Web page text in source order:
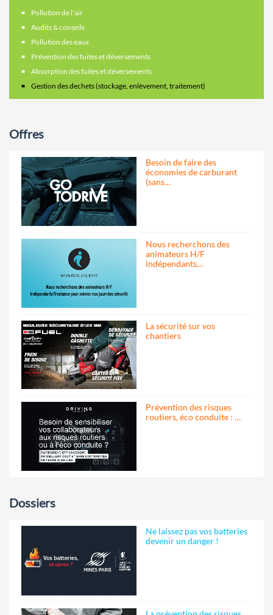
Pollution de l'air
Audits & conseils
Pollution des eaux
Prévention des fuites et déversements
Absorption des fuites et déversements
Gestion des dechets (stockage, enlèvement, traitement)
Offres
Besoin de faire des
économies de carburant
(sans…
Nous recherchons des
animateurs H/F
indépendants…
La sécurité sur vos
chantiers
Prévention des risques
routiers, éco conduite : …
Dossiers
Ne laissez pas vos batteries
devenir un danger !